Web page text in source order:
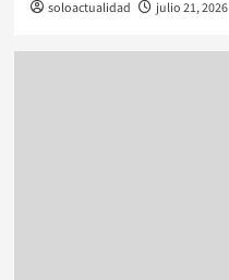
soloactualidad julio 21, 2026